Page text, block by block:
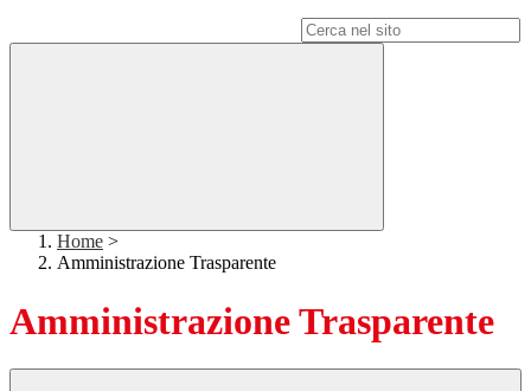
Home >
Amministrazione Trasparente
Amministrazione Trasparente